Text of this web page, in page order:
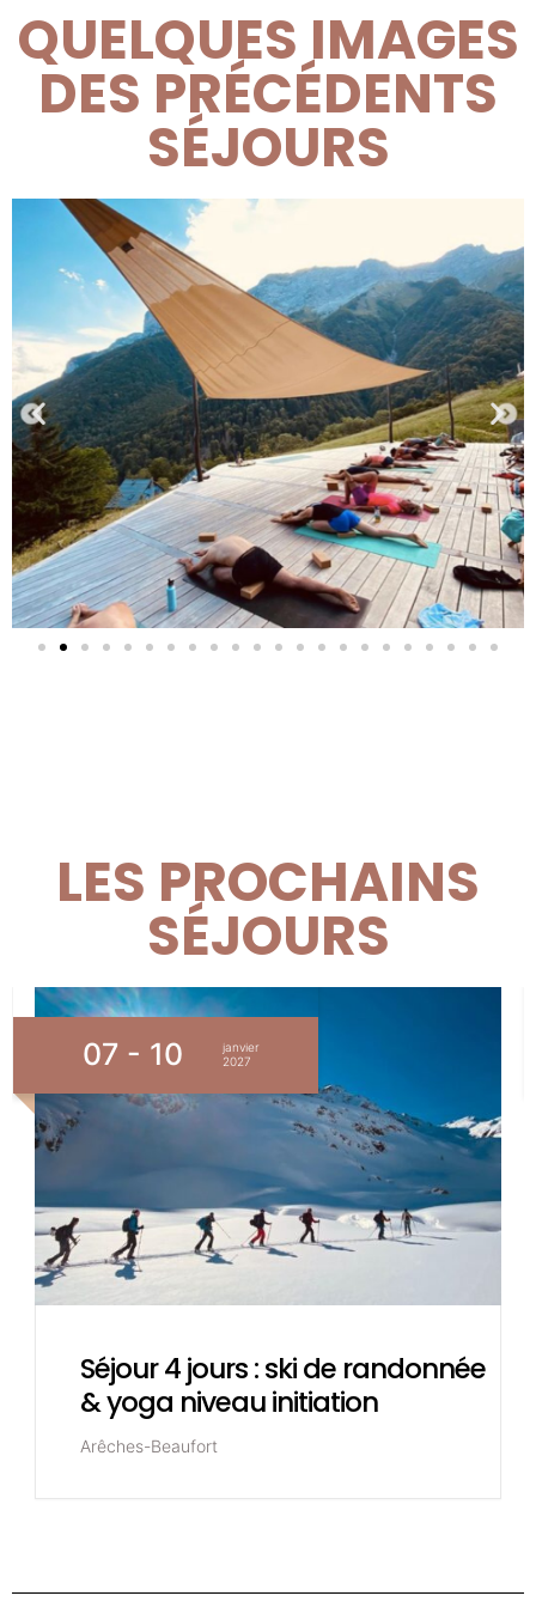
QUELQUES IMAGES
DES PRÉCÉDENTS
SÉJOURS
LES PROCHAINS
SÉJOURS
07 - 10
janvier
2027
Séjour 4 jours : ski de randonnée
& yoga niveau initiation
Arêches-Beaufort